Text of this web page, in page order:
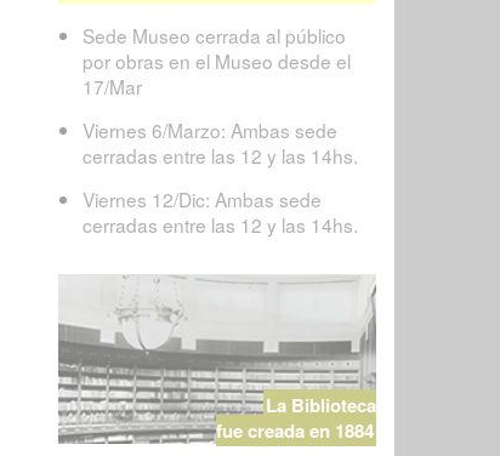
Sede Museo cerrada al público
por obras en el Museo desde el
17/Mar
Viernes 6/Marzo: Ambas sede
cerradas entre las 12 y las 14hs.
Viernes 12/Dic: Ambas sede
cerradas entre las 12 y las 14hs.
La Biblioteca
fue creada en 1884